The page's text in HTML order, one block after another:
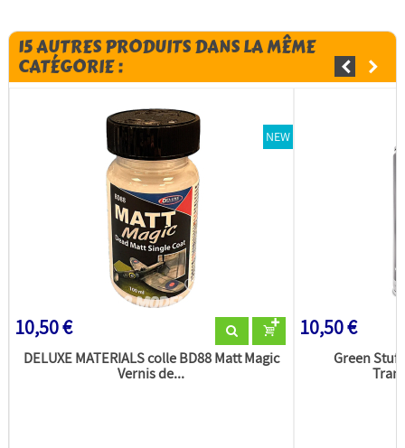
15 AUTRES PRODUITS DANS LA MÊME
CATÉGORIE :
NEW
10,50 €
DELUXE MATERIALS colle BD88 Matt Magic
Vernis de...
10,50 €
Green